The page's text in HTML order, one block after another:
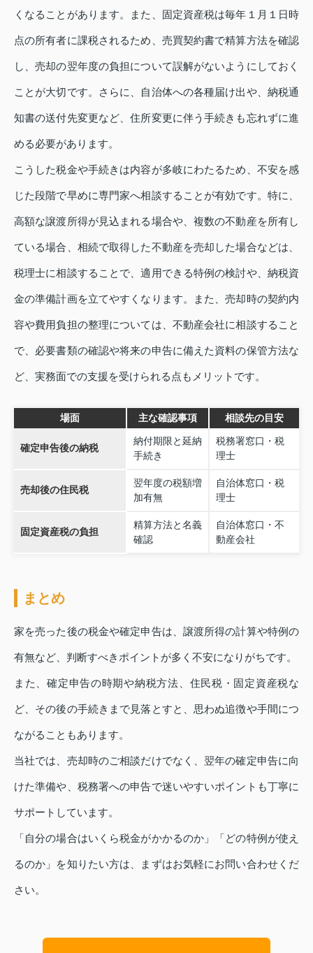
くなることがあります。また、固定資産税は毎年１月１日時
点の所有者に課税されるため、売買契約書で精算方法を確認
し、売却の翌年度の負担について誤解がないようにしておく
ことが大切です。さらに、自治体への各種届け出や、納税通
知書の送付先変更など、住所変更に伴う手続きも忘れずに進
める必要があります。
こうした税金や手続きは内容が多岐にわたるため、不安を感
じた段階で早めに専門家へ相談することが有効です。特に、
高額な譲渡所得が見込まれる場合や、複数の不動産を所有し
ている場合、相続で取得した不動産を売却した場合などは、
税理士に相談することで、適用できる特例の検討や、納税資
金の準備計画を立てやすくなります。また、売却時の契約内
容や費用負担の整理については、不動産会社に相談すること
で、必要書類の確認や将来の申告に備えた資料の保管方法な
ど、実務面での支援を受けられる点もメリットです。
場面 主な確認事項 相談先の目安
確定申告後の納税
納付期限と延納
手続き
税務署窓口・税
理士
売却後の住民税
翌年度の税額増
加有無
自治体窓口・税
理士
固定資産税の負担
精算方法と名義
確認
自治体窓口・不
動産会社
まとめ
家を売った後の税金や確定申告は、譲渡所得の計算や特例の
有無など、判断すべきポイントが多く不安になりがちです。
また、確定申告の時期や納税方法、住民税・固定資産税な
ど、その後の手続きまで見落とすと、思わぬ追徴や手間につ
ながることもあります。
当社では、売却時のご相談だけでなく、翌年の確定申告に向
けた準備や、税務署への申告で迷いやすいポイントも丁寧に
サポートしています。
「自分の場合はいくら税金がかかるのか」「どの特例が使え
るのか」を知りたい方は、まずはお気軽にお問い合わせくだ
さい。